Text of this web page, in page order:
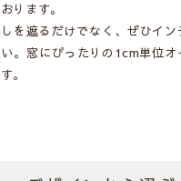
ります。
を遮るだけでなく、ぜひイ
。窓にぴったりの1cm単位オ
。